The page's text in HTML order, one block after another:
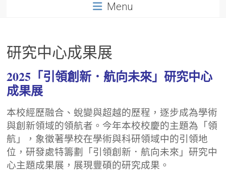
Menu
研究中心成果展
2025「引領創新．航向未來」研究中心
成果展
本校經歷融合、蛻變與超越的歷程，逐步成為學術
與創新領域的領航者。今年本校校慶的主題為「領
航」，象徵著學校在學術與科研領域中的引領地
位，研發處特籌劃「引領創新．航向未來」研究中
心主題成果展，展現豐碩的研究成果。